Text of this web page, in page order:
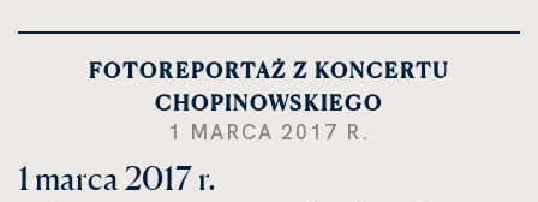
FOTOREPORTAŻ Z KONCERTU
CHOPINOWSKIEGO
1 MARCA 2017 R.
1 marca 2017 r.